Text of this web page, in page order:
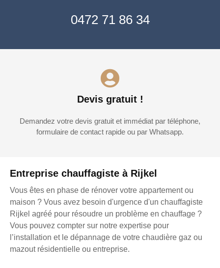
Entreprise chauffagiste à Rijkel
Vous êtes en phase de rénover votre appartement ou
maison ? Vous avez besoin d'urgence d'un chauffagiste
Rijkel agréé pour résoudre un problème en chauffage ?
Vous pouvez compter sur notre expertise pour
l’installation et le dépannage de votre chaudière gaz ou
mazout résidentielle ou entreprise.
0472 71 86 34
Devis gratuit !
Demandez votre devis gratuit et immédiat par téléphone,
formulaire de contact rapide ou par Whatsapp.